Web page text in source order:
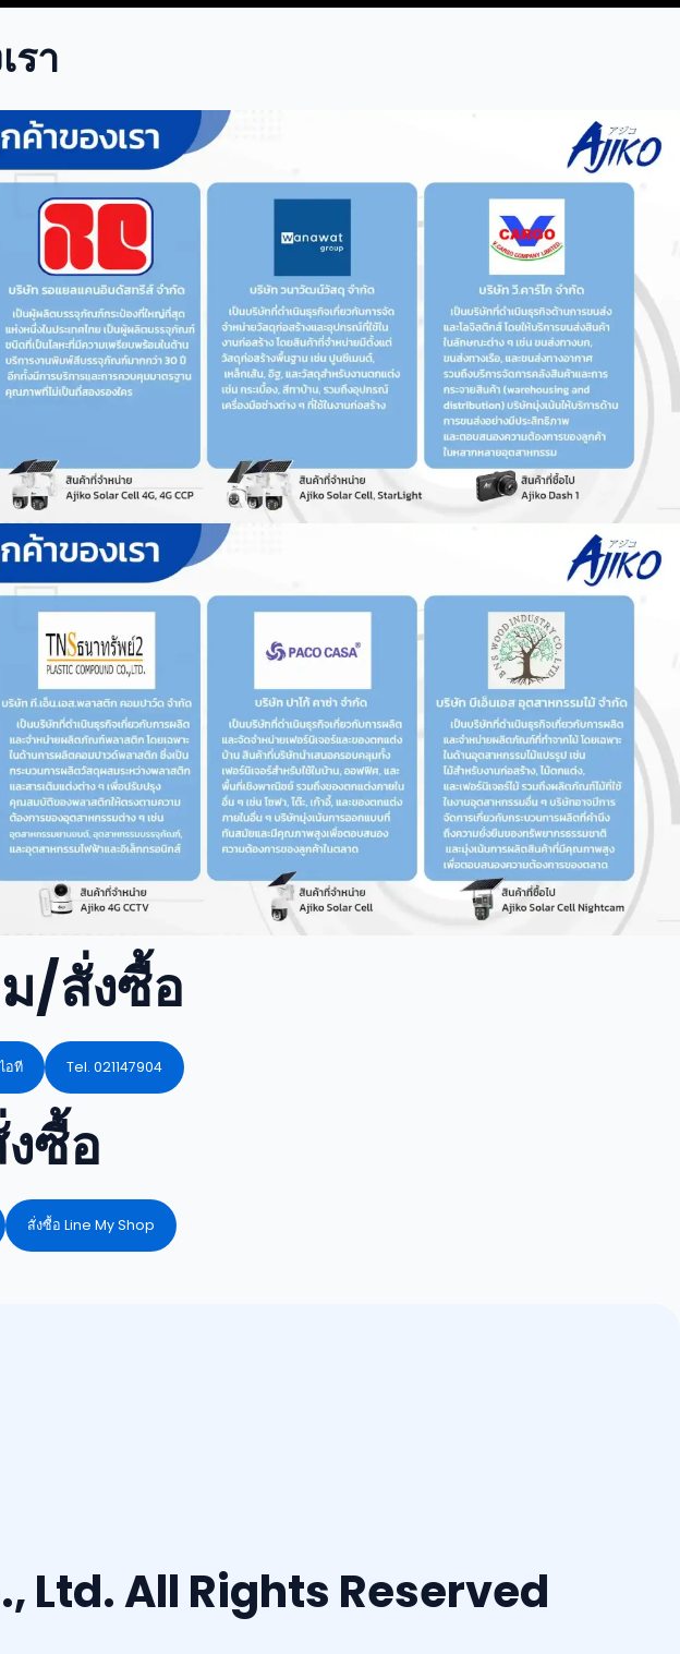
รา
/สั่งซื้อ
อที Tel. 021147904
ซื้อ
สั่งซื้อ Line My Shop
Ltd. All Rights Reserved